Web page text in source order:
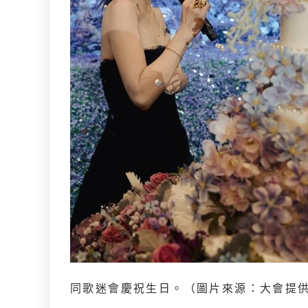
同歌迷會慶祝生日。（圖片來源：大會提